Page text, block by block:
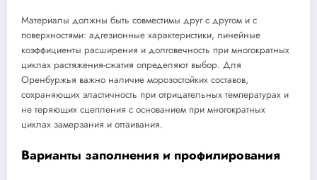
Материалы должны быть совместимы друг с другом и с
поверхностями: адгезионные характеристики, линейные
коэффициенты расширения и долговечность при многократных
циклах растяжения-сжатия определяют выбор. Для
Оренбуржья важно наличие морозостойких составов,
сохраняющих эластичность при отрицательных температурах и
не теряющих сцепления с основанием при многократных
циклах замерзания и оттаивания.
Варианты заполнения и профилирования